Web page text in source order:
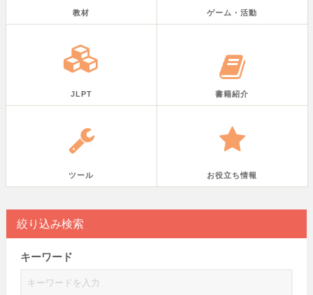
教材 ゲーム・活動
JLPT 書籍紹介
ツール お役立ち情報
絞り込み検索
キーワード